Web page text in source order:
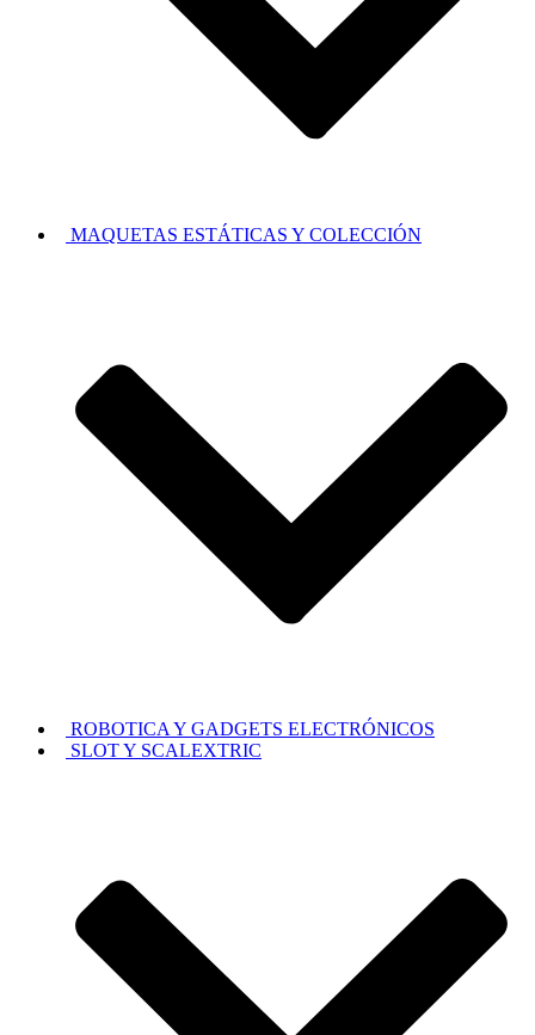
MAQUETAS ESTÁTICAS Y COLECCIÓN
ROBOTICA Y GADGETS ELECTRÓNICOS
SLOT Y SCALEXTRIC